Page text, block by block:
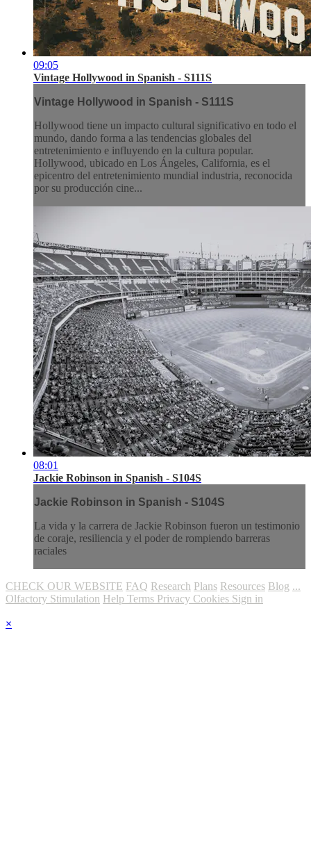
09:05
Vintage Hollywood in Spanish - S111S
Vintage Hollywood in Spanish - S111S
Hollywood tiene un impacto cultural significativo en todo el
mundo, dando forma a las tendencias globales del
entretenimiento e influyendo en la cultura popular.
Hollywood, ubicado en Los Ángeles, California, es el
epicentro del entretenimiento mundial industria, reconocida
por su producción cine...
08:01
Jackie Robinson in Spanish - S104S
Jackie Robinson in Spanish - S104S
La vida y la carrera de Jackie Robinson fueron un testimonio
de coraje, resiliencia y el poder de rompiendo barreras
raciales
CHECK OUR WEBSITE FAQ Research Plans Resources Blog ...
Olfactory Stimulation Help Terms Privacy Cookies Sign in
×